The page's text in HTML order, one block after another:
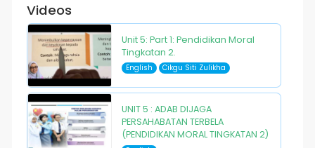
Videos
Unit 5: Part 1: Pendidikan Moral
Tingkatan 2.
English Cikgu Siti Zulikha
UNIT 5 : ADAB DIJAGA
PERSAHABATAN TERBELA
(PENDIDIKAN MORAL TINGKATAN 2)